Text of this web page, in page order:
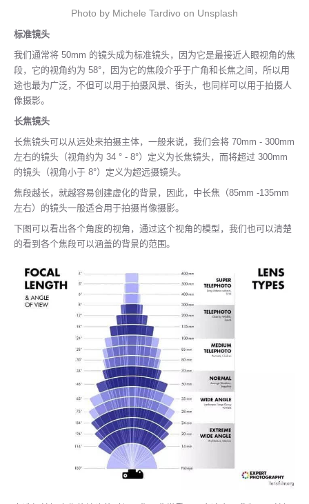
Photo by Michele Tardivo on Unsplash
标准镜头
我们通常将 50mm 的镜头成为标准镜头，因为它是最接近人眼视角的焦
段，它的视角约为 58°，因为它的焦段介乎于广角和长焦之间，所以用
途也最为广泛，不但可以用于拍摄风景、街头，也同样可以用于拍摄人
像摄影。
长焦镜头
长焦镜头可以从远处来拍摄主体，一般来说，我们会将 70mm - 300mm
左右的镜头（视角约为 34 ° - 8°）定义为长焦镜头，而将超过 300mm
的镜头（视角小于 8°）定义为超远摄镜头。
焦段越长，就越容易创建虚化的背景，因此，中长焦（85mm -135mm
左右）的镜头一般适合用于拍摄肖像摄影。
下图可以看出各个角度的视角，通过这个视角的模型，我们也可以清楚
的看到各个焦段可以涵盖的背景的范围。